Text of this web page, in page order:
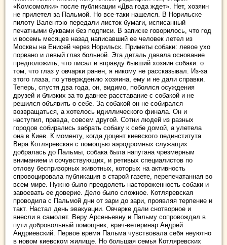
«Комсомолки» после публикации «Два года ждет». Нет, хозяин
не прилетел за Пальмой. Но все-таки нашелся. В Норильске
пилоту Валентэю передали листок бумаги, исписанный
печатными буквами без подписи. В записке говорилось, что год
и восемь месяцев назад написавший ее человек летел из
Москвы на Енисей через Норильск. Приметы собаки: левое ухо
порвано и левый глаз больной. Эта деталь давала основание
предположить, что писал и вправду бывший хозяин собаки: о
том, что глаз у овчарки ранен, я никому не рассказывал. Из-за
этого глаза, по утверждению хозяина, ему и не дали справки.
Теперь, спустя два года, он, видимо, побоялся осуждения
друзей и близких за то давнее расставание с собакой и не
решился объявить о себе. За собакой он не собирался
возвращаться, а хотелось идиллического финала. Он и
наступил, правда, совсем другой. Сотни людей из разных
городов собирались забрать собаку к себе домой, а улетела
она в Киев. К моменту, когда доцент киевского пединститута
Вера Котляревская с помощью аэродромных служащих
добралась до Пальмы, собака была напугана чрезмерным
вниманием и сочувствующих, и ретивых специалистов по
отлову беспризорных животных, которых на активность
спровоцировала публикация в старой газете, перепечатанная во
всем мире. Нужно было преодолеть настороженность собаки и
завоевать ее доверие. Дело было сложное. Котляревская
проводила с Пальмой дни от зари до зари, проявляя терпение и
такт. Настал день эвакуации. Овчарке дали снотворное и
внесли в самолет. Веру Арсеньевну и Пальму сопровождал в
пути добровольный помощник, врач-ветеринар Андрей
Андриевский. Первое время Пальма чувствовала себя неуютно
в новом киевском жилище. Но большая семья Котляревских